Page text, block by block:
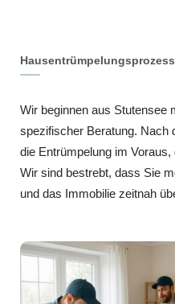
Hausentrümpelungsprozess
Wir beginnen aus Stutensee
spezifischer Beratung. Nach
die Entrümpelung im
Wir sind bestrebt, dass Sie
und das Immobilie zeitnah